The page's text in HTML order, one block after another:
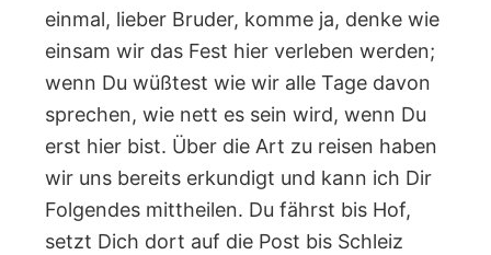
einmal, lieber Bruder, komme ja, denke wie
einsam wir das Fest hier verleben werden;
wenn Du wüßtest wie wir alle Tage davon
sprechen, wie nett es sein wird, wenn Du
erst hier bist. Über die Art zu reisen haben
wir uns bereits erkundigt und kann ich Dir
Folgendes mittheilen. Du fährst bis Hof,
setzt Dich dort auf die Post bis Schleiz